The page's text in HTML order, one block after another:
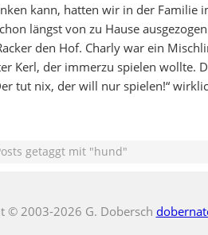
kann, hatten wir in der Familie
längst von zu Hause
den Hof. Charly war ein
Kerl, der immerzu spielen wollte.
tut nix, der will nur spielen!“
getaggt mit "hund"
© 2003-2026 G. Dobersch